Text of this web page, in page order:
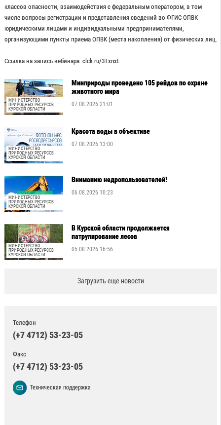
классов опасности, взаимодействия с федеральным оператором, в том
числе вопросы регистрации и представления сведений во ФГИС ОПВК
юридическими лицами и индивидуальными предпринимателями,
организующими пункты приема ОПВК (места накопления) от физических лиц.
Ссылка на запись вебинара: clck.ru/3TxnxL
МИНИСТЕРСТВО
ПРИРОДНЫХ РЕСУРСОВ
КУРСКОЙ ОБЛАСТИ
Минприроды проведено 105 рейдов по охране
животного мира
07.08.2026 21:01
МИНИСТЕРСТВО
ПРИРОДНЫХ РЕСУРСОВ
КУРСКОЙ ОБЛАСТИ
Красота воды в объективе
07.08.2026 13:00
МИНИСТЕРСТВО
ПРИРОДНЫХ РЕСУРСОВ
КУРСКОЙ ОБЛАСТИ
Вниманию недропользователей!
06.08.2026 10:23
МИНИСТЕРСТВО
ПРИРОДНЫХ РЕСУРСОВ
КУРСКОЙ ОБЛАСТИ
В Курской области продолжается
патрулирование лесов
05.08.2026 16:56
Загрузить еще новости
Телефон
(+7 4712) 53-23-05
Факс
(+7 4712) 53-23-05
Техническая поддержка